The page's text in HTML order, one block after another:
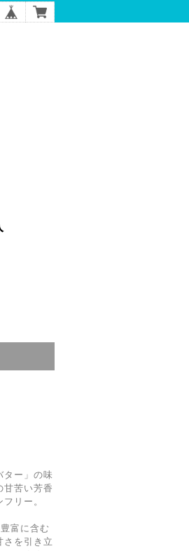
ター」の味
甘苦い芳香
リー。
富に含む
さを引き立